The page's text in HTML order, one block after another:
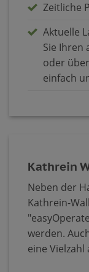
Zeitliche
Aktuelle
Sie Ihren
oder
einfach
Kathrein
Neben der
Kathrein-
werden.
eine